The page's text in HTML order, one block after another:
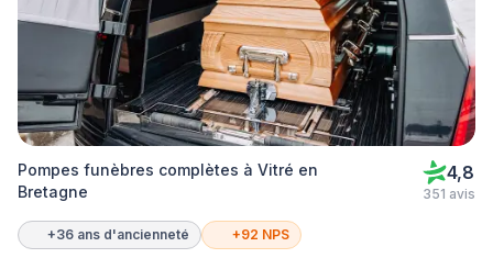
Pompes funèbres complètes à Vitré en
Bretagne
4,8
351 avis
+36 ans d'ancienneté +92 NPS